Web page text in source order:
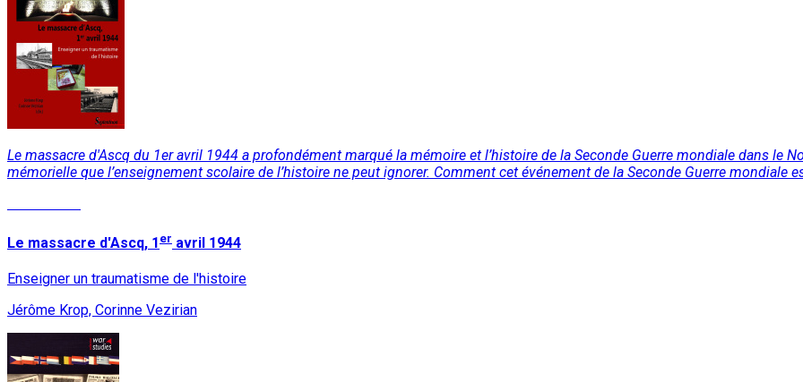
Le massacre d'Ascq du 1er avril 1944 a profondément marqué la mémoire et l’histoire de la Seconde Guerre mondiale dans le
mémorielle que l’enseignement scolaire de l’histoire ne peut ignorer. Comment cet événement de la Seconde Guerre mondiale
Le massacre d'Ascq, 1 er avril 1944
Enseigner un traumatisme de l'histoire
Jérôme Krop, Corinne Vezirian